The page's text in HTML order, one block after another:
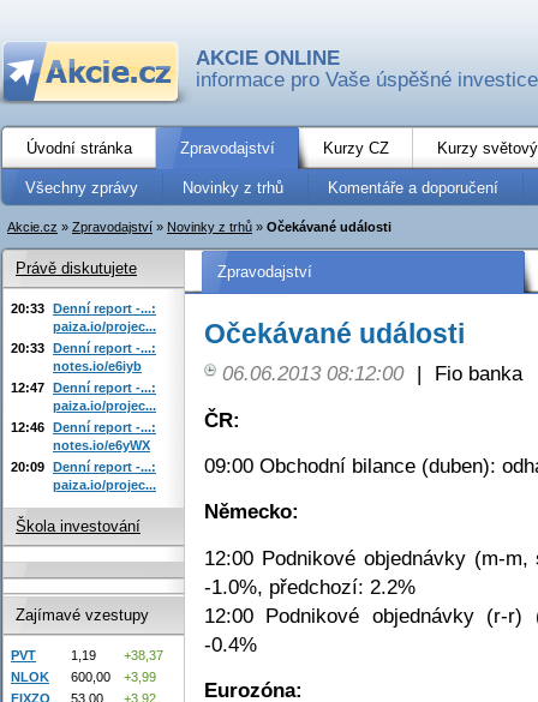
AKCIE ONLINE
informace pro Vaše úspěšné investice
Úvodní stránka Zpravodajství Kurzy CZ Kurzy
Všechny zprávy Novinky z trhů Komentáře a doporučení
Akcie.cz » Zpravodajství » Novinky z trhů » Očekávané události
Zpravodajství
Očekávané události
06.06.2013 08:12:00 |
Fio banka
ČR:
09:00 Obchodní bilance (duben):
Německo:
12:00 Podnikové objednávky (m-
-1.0%, předchozí: 2.2%
12:00 Podnikové objednávky (r-r)
-0.4%
Eurozóna:
Právě diskutujete
20:33 Denní report -...:
paiza.io/projec...
20:33 Denní report -...:
notes.io/e6iyb
12:47 Denní report -...:
paiza.io/projec...
12:46 Denní report -...:
notes.io/e6yWX
20:09 Denní report -...:
paiza.io/projec...
Škola investování
Zajímavé vzestupy
PVT 1,19
+38,37
NLOK
600,00
+3,99
FIXZO
53,00
+3,92